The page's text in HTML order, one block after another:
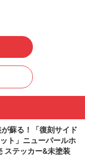
蘇る！「復刻サイド
ト」ニューパールホ
ステッカー&未塗装